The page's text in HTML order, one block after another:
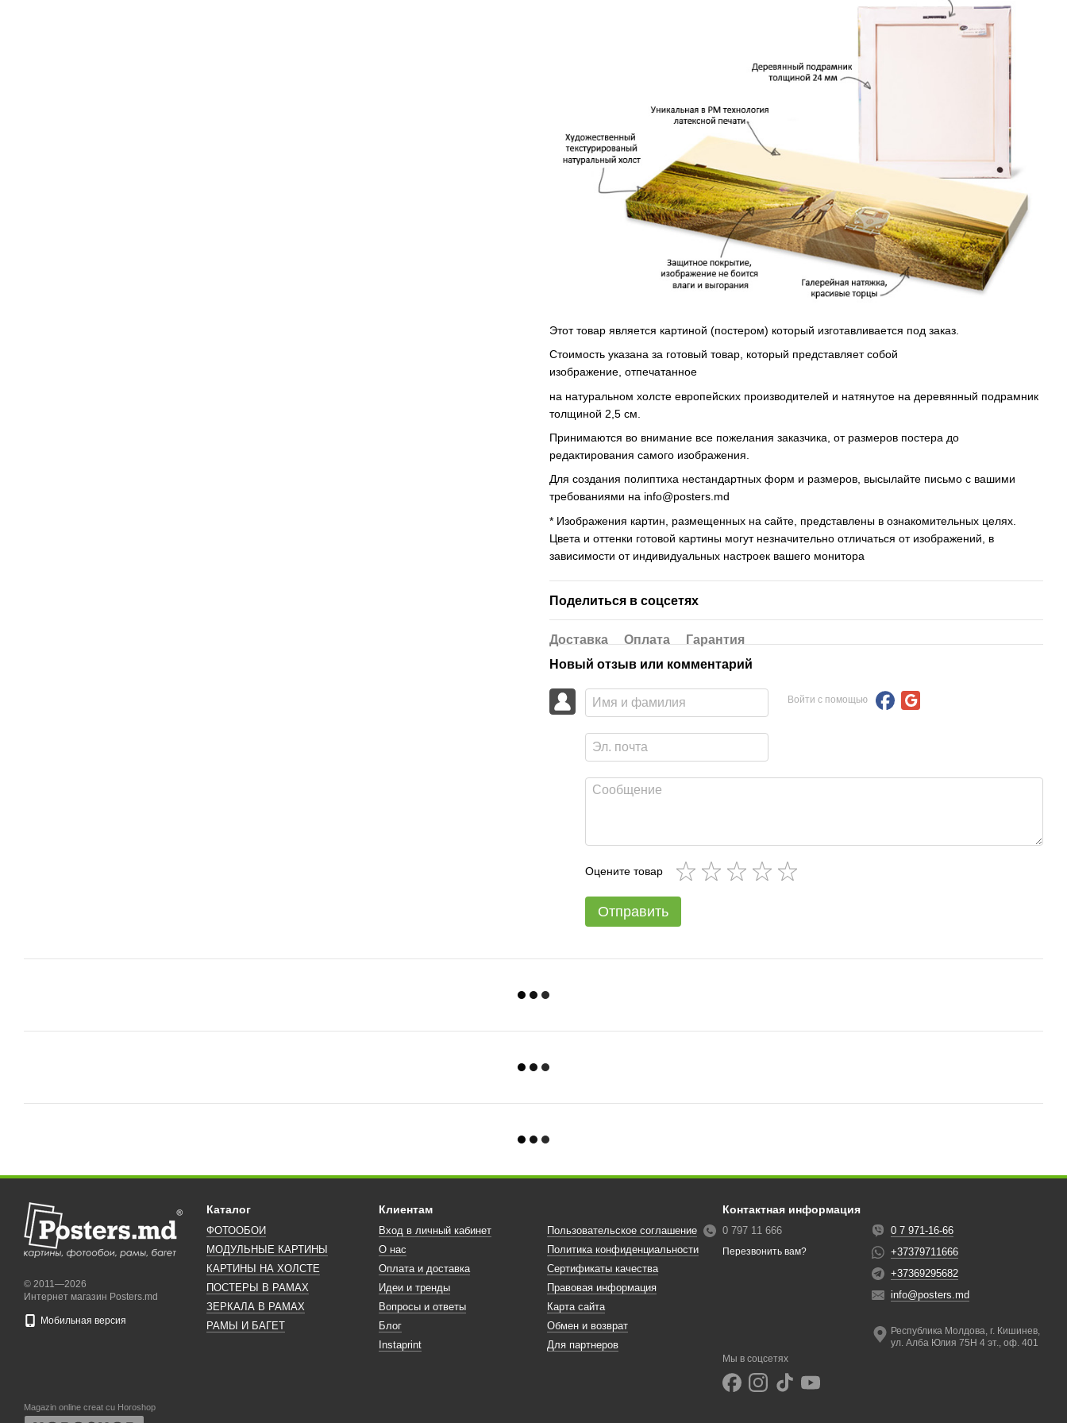
Этот товар является картиной (постером) который изготавливается под заказ.
Стоимость указана за готовый товар, который представляет собой
изображение, отпечатанное
на натуральном холсте европейских производителей и натянутое на деревянный подрамник
толщиной 2,5 см.
Принимаются во внимание все пожелания заказчика, от размеров постера до
редактирования самого изображения.
Для создания полиптиха нестандартных форм и размеров, высылайте письмо c вашими
требованиями на info@posters.md
* Изображения картин, размещенных на сайте, представлены в ознакомительных целях.
Цвета и оттенки готовой картины могут незначительно отличаться от изображений, в
зависимости от индивидуальных настроек вашего монитора
Поделиться в соцсетях
Доставка Оплата
Гарантия
Новый отзыв или комментарий
Войти с помощью
Оцените товар
Отправить
© 2011—2026
Интернет магазин Posters.md
Мобильная версия
Magazin online creat cu Horoshop
Каталог
ФОТООБОИ
МОДУЛЬНЫЕ КАРТИНЫ
КАРТИНЫ НА ХОЛСТЕ
ПОСТЕРЫ В РАМАХ
ЗЕРКАЛА В РАМАХ
РАМЫ И БАГЕТ
Клиентам
Вход в личный кабинет
О нас
Оплата и доставка
Идеи и тренды
Вопросы и ответы
Блог
Instaprint
Пользовательское соглашение
Политика конфиденциальности
Сертификаты качества
Правовая информация
Карта сайта
Обмен и возврат
Для партнеров
Контактная информация
0 797 11 666
Перезвонить вам?
0 7 971-16-66
+37379711666
+37369295682
info@posters.md
Республика Молдова, г. Кишинев,
ул. Алба Юлия 75Н 4 эт., оф. 401
Мы в соцсетях